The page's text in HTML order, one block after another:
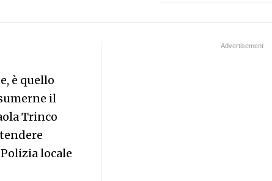
è quello
il
Trinco
locale